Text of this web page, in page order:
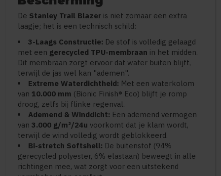
De Stanley Trail Blazer is niet zomaar een extra
laagje; het is een technisch schild:
3-Laags Constructie: De stof is volledig gelaagd
met een gerecycled TPU-membraan in het midden.
Dit membraan zorgt ervoor dat water buiten blijft,
terwijl de jas wel kan "ademen".
Extreme Waterdichtheid: Met een waterkolom
van 10.000 mm (Bionic Finish® Eco) blijft je romp
droog, zelfs bij flinke regenval.
Ademend & Winddicht: Een ademend vermogen
van 3.000 g/m²/24u voorkomt dat je klam wordt,
terwijl de wind volledig wordt geblokkeerd.
Bi-stretch Softshell: De buitenstof (94%
gerecycled polyester, 6% elastaan) beweegt in alle
richtingen mee, wat zorgt voor een uitstekend